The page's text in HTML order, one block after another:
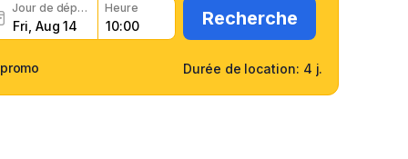
Jour de dépose Heure Recherche
Durée de location: 4 j.